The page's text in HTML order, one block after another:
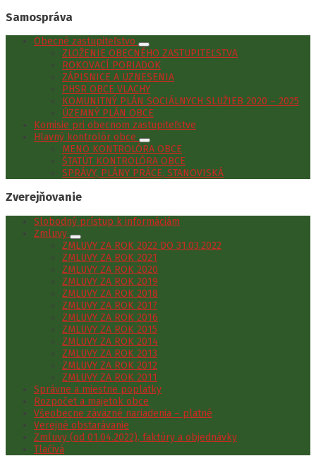
Samospráva
Obecné zastupiteľstvo
ZLOŽENIE OBECNÉHO ZASTUPITEĽSTVA
ROKOVACÍ PORIADOK
ZÁPISNICE A UZNESENIA
PHSR OBCE VLACHY
KOMUNITNÝ PLÁN SOCIÁLNYCH SLUŽIEB 2020 – 2025
ÚZEMNÝ PLÁN OBCE
Komisie pri obecnom zastupiteľstve
Hlavný kontrolór obce
MENO KONTROLÓRA OBCE
ŠTATÚT KONTROLÓRA OBCE
SPRÁVY, PLÁNY PRÁCE, STANOVISKÁ
Zverejňovanie
Slobodný prístup k informáciám
Zmluvy
ZMLUVY ZA ROK 2022 DO 31.03.2022
ZMLUVY ZA ROK 2021
ZMLUVY ZA ROK 2020
ZMLUVY ZA ROK 2019
ZMLUVY ZA ROK 2018
ZMLUVY ZA ROK 2017
ZMLUVY ZA ROK 2016
ZMLUVY ZA ROK 2015
ZMLUVY ZA ROK 2014
ZMLUVY ZA ROK 2013
ZMLUVY ZA ROK 2012
ZMLUVY ZA ROK 2011
Správne a miestne poplatky
Rozpočet a majetok obce
Všeobecne záväzné nariadenia – platné
Verejné obstarávanie
Zmluvy (od 01.04.2022), faktúry a objednávky
Tlačivá